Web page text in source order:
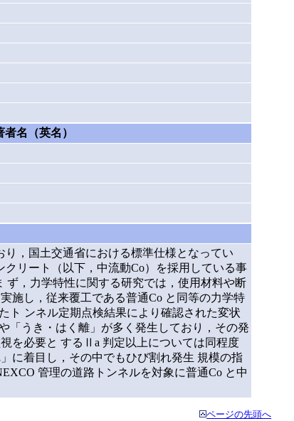
者名（英名）
，国土交通省における標準仕様となってい
リート（以下，中流動Co）を採用している事
，力学特性に関する研究では，使用材料や断
施し，従来覆工である普通Co と同等の力学特
ト ンネル定期点検結果により確認された変状
「うき・はく離」が多く発生しており，その発
を必要と するⅡa 判定以上については同程度
に着目し，その中でもひび割れ発生 規模の指
管理の道路トンネルを対象に普通Co と中
ページの先頭へ